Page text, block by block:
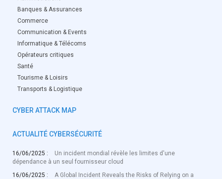
Banques & Assurances
Commerce
Communication & Events
Informatique & Télécoms
Opérateurs critiques
Santé
Tourisme & Loisirs
Transports & Logistique
CYBER ATTACK MAP
ACTUALITÉ CYBERSÉCURITÉ
16/06/2025 :
Un incident mondial révèle les limites d'une
dépendance à un seul fournisseur cloud
16/06/2025 :
A Global Incident Reveals the Risks of Relying on a